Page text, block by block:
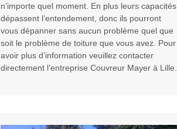
n’importe quel moment. En plus leurs capacités
dépassent l’entendement, donc ils pourront
vous dépanner sans aucun problème quel que
soit le problème de toiture que vous avez. Pour
avoir plus d’information veuillez contacter
directement l’entreprise Couvreur Mayer à Lille.